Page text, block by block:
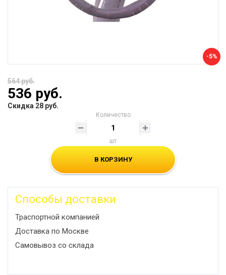
-5%
564 руб.
536 руб.
Скидка 28 руб.
Количество
шт
В КОРЗИНУ
Способы доставки
Траспортной компанией
Доставка по Москве
Самовывоз со склада